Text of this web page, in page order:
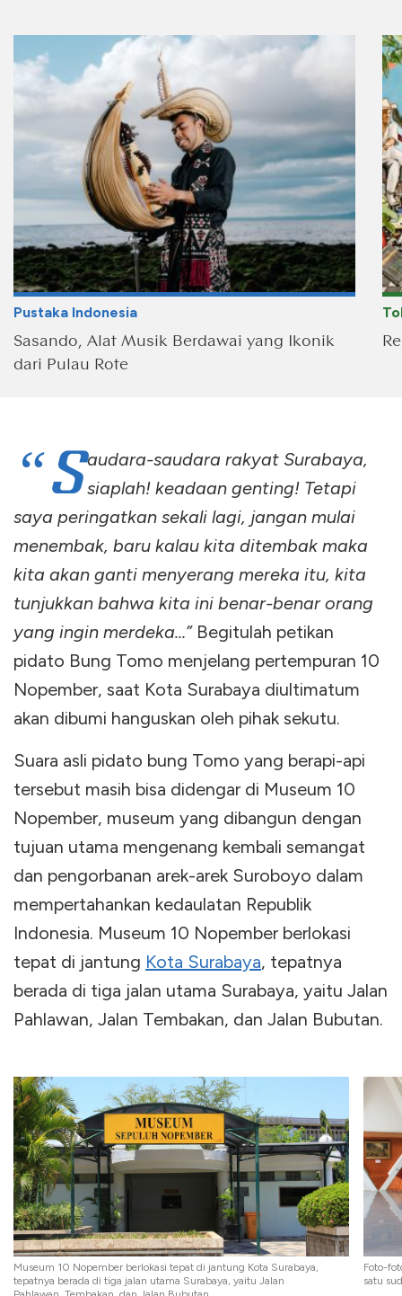
Pustaka Indonesia
Sasando, Alat Musik Berdawai yang Ikonik
dari Pulau Rote
“S audara-saudara rakyat Surabaya,
siaplah! keadaan genting! Tetapi
saya peringatkan sekali lagi, jangan mulai
menembak, baru kalau kita ditembak maka
kita akan ganti menyerang mereka itu, kita
tunjukkan bahwa kita ini benar-benar orang
yang ingin merdeka…” Begitulah petikan
pidato Bung Tomo menjelang pertempuran 10
Nopember, saat Kota Surabaya diultimatum
akan dibumi hanguskan oleh pihak sekutu.
Suara asli pidato bung Tomo yang berapi-api
tersebut masih bisa didengar di Museum 10
Nopember, museum yang dibangun dengan
tujuan utama mengenang kembali semangat
dan pengorbanan arek-arek Suroboyo dalam
mempertahankan kedaulatan Republik
Indonesia. Museum 10 Nopember berlokasi
tepat di jantung Kota Surabaya, tepatnya
berada di tiga jalan utama Surabaya, yaitu Jalan
Pahlawan, Jalan Tembakan, dan Jalan Bubutan.
Museum 10 Nopember berlokasi tepat di jantung Kota Surabaya,
tepatnya berada di tiga jalan utama Surabaya, yaitu Jalan
Foto-
satu